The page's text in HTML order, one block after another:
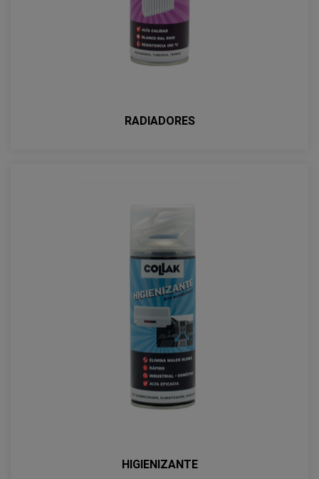
RADIADORES
HIGIENIZANTE